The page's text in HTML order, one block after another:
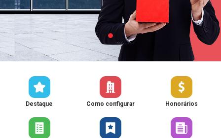
Destaque Como configurar Honorários